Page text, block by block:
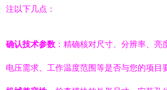
注以下几点：
确认技术参数 ：精确核对尺寸、分辨率、亮
电压需求、工作温度范围等是否与您的项目